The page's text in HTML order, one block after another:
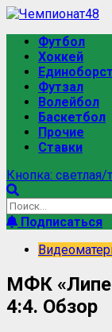
Футбол
Хоккей
Футзал
Волейбол
Баскетбол
Прочие
Ставки
Кнопка: светлая/
Подписаться
МФК
4:4. Обзор